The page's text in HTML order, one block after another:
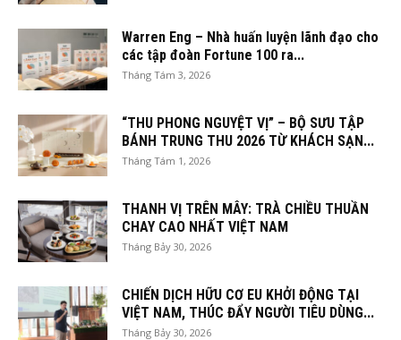
Warren Eng – Nhà huấn luyện lãnh đạo cho
các tập đoàn Fortune 100 ra...
Tháng Tám 3, 2026
“THU PHONG NGUYỆT VỊ” – BỘ SƯU TẬP
BÁNH TRUNG THU 2026 TỪ KHÁCH SẠN...
Tháng Tám 1, 2026
THANH VỊ TRÊN MÂY: TRÀ CHIỀU THUẦN
CHAY CAO NHẤT VIỆT NAM
Tháng Bảy 30, 2026
CHIẾN DỊCH HỮU CƠ EU KHỞI ĐỘNG TẠI
VIỆT NAM, THÚC ĐẨY NGƯỜI TIÊU DÙNG...
Tháng Bảy 30, 2026